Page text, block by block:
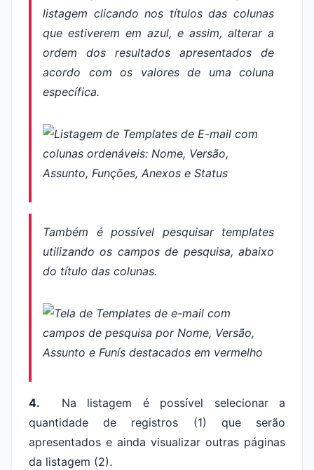
listagem clicando nos títulos das colunas
que estiverem em azul, e assim, alterar a
ordem dos resultados apresentados de
acordo com os valores de uma coluna
específica.
Também é possível pesquisar templates
utilizando os campos de pesquisa, abaixo
do título das colunas.
4. Na listagem é possível selecionar a
quantidade de registros (1) que serão
apresentados e ainda visualizar outras páginas
da listagem (2).